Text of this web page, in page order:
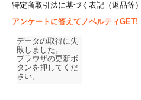
特定商取引法に基づく表記（返品等）
アンケートに答えてノベルティGET!